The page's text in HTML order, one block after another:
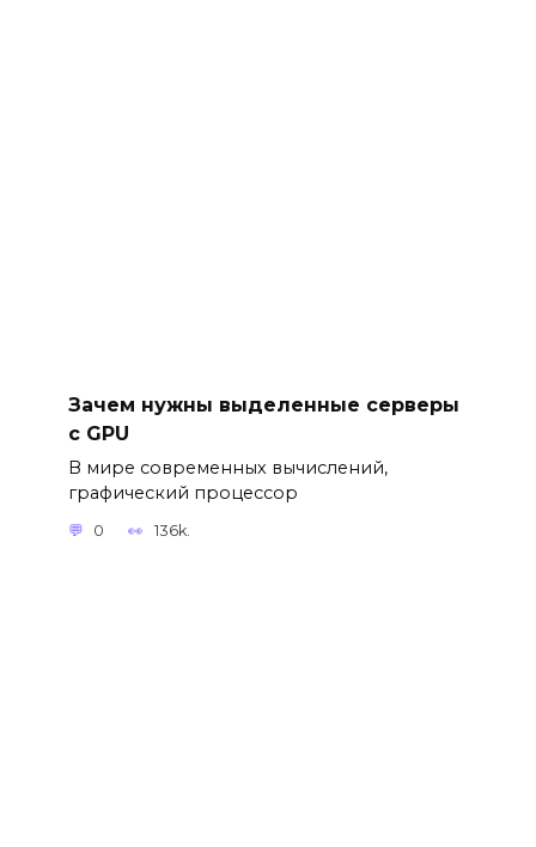
Зачем нужны выделенные серверы
с GPU
В мире современных вычислений,
графический процессор
0 136k.